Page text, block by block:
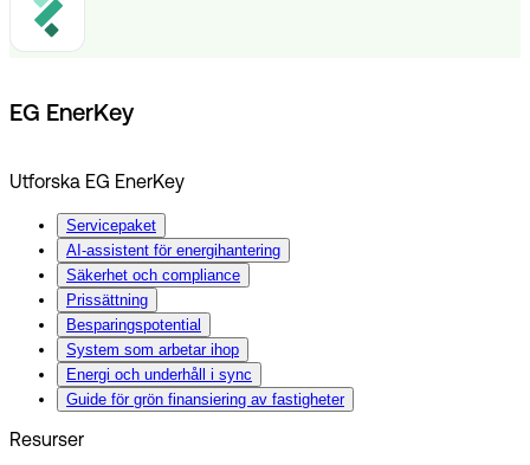
EG EnerKey
Utforska EG EnerKey
Servicepaket
AI-assistent för energihantering
Säkerhet och compliance
Prissättning
Besparingspotential
System som arbetar ihop
Energi och underhåll i sync
Guide för grön finansiering av fastigheter
Resurser